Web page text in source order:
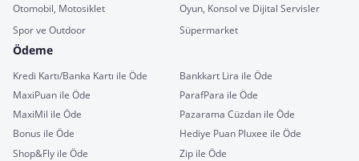
Otomobil, Motosiklet
Oyun, Konsol ve Dijital Servisler
Spor ve Outdoor
Süpermarket
Ödeme
Kredi Kartı/Banka Kartı ile Öde
Bankkart Lira ile Öde
MaxiPuan ile Öde
ParafPara ile Öde
MaxiMil ile Öde
Pazarama Cüzdan ile Öde
Bonus ile Öde
Hediye Puan Pluxee ile Öde
Shop&Fly ile Öde
Zip ile Öde